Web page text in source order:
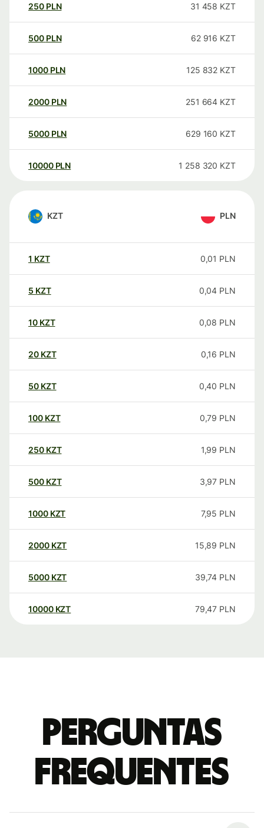
250 PLN 31 458 KZT
500 PLN 62 916 KZT
1000 PLN 125 832 KZT
2000 PLN 251 664 KZT
5000 PLN 629 160 KZT
10000 PLN 1 258 320 KZT
KZT PLN
1 KZT 0,01 PLN
5 KZT 0,04 PLN
10 KZT 0,08 PLN
20 KZT 0,16 PLN
50 KZT 0,40 PLN
100 KZT 0,79 PLN
250 KZT 1,99 PLN
500 KZT 3,97 PLN
1000 KZT 7,95 PLN
2000 KZT 15,89 PLN
5000 KZT 39,74 PLN
10000 KZT 79,47 PLN
Perguntas
frequentes